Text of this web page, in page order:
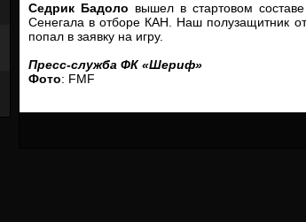
26 Марта
Витор Уго Морайс де
28 Марта
10 Июля
15 Июля
Седрик Бадоло вышел в стартовом
Сенегала в отборе КАН. Наш полузащитник
попал в заявку на игру.
Пресс-служба ФК «Шериф»
Фото: FMF